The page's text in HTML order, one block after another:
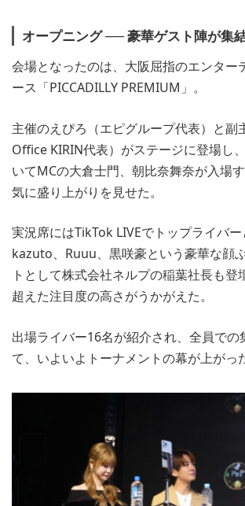
オープニング ── 豪華ゲスト陣が集
会場となったのは、大阪屈指のエンター
ース「PICCADILLY PREMIUM」。
主催のえぴろ（エピグループ代表）と副
Office KIRIN代表）がステージに登場し
いてMCの大倉士門、朝比奈舞奈が入場
気に盛り上がりを見せた。
実況席にはTikTok LIVEでトップライバ
kazuto、Ruuu、黒咲豪という豪華な顔
トとして株式会社ネルプの稲葉社長も登
超えた注目度の高さがうかがえた。
出場ライバー16名が紹介され、全員での
て、いよいよトーナメントの幕が上がっ